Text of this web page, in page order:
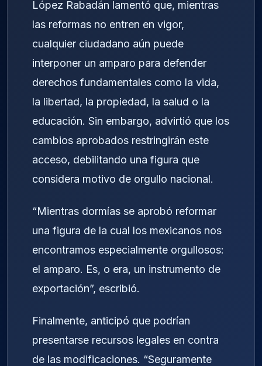
López Rabadán lamentó que, mientras
las reformas no entren en vigor,
cualquier ciudadano aún puede
interponer un amparo para defender
derechos fundamentales como la vida,
la libertad, la propiedad, la salud o la
educación. Sin embargo, advirtió que los
cambios aprobados restringirán este
acceso, debilitando una figura que
considera motivo de orgullo nacional.
“Mientras dormías se aprobó reformar
una figura de la cual los mexicanos nos
encontramos especialmente orgullosos:
el amparo. Es, o era, un instrumento de
exportación”, escribió.
Finalmente, anticipó que podrían
presentarse recursos legales en contra
de las modificaciones. “Seguramente